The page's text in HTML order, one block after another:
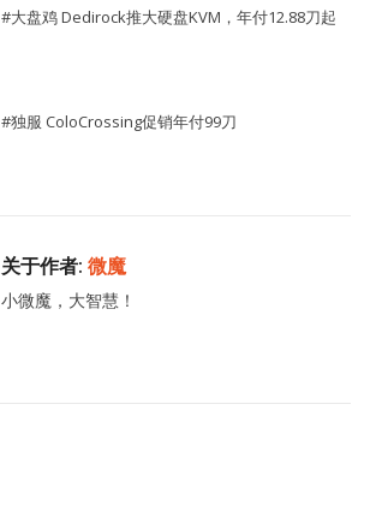
#大盘鸡 Dedirock推大硬盘KVM，年付12.88刀起
#独服 ColoCrossing促销年付99刀
关于作者:微魔
小微魔，大智慧！